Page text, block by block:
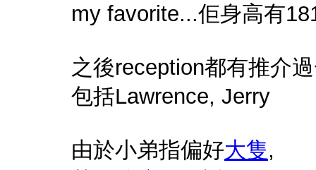
my favorite...佢身高有
之後reception都有推介
包括Lawrence, Jerry
由於小弟指偏好大隻,